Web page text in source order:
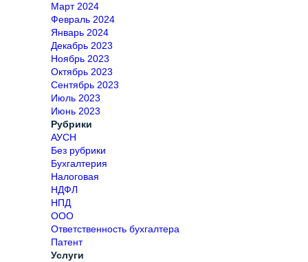
Март 2024
Февраль 2024
Январь 2024
Декабрь 2023
Ноябрь 2023
Октябрь 2023
Сентябрь 2023
Июль 2023
Июнь 2023
Рубрики
АУСН
Без рубрики
Бухгалтерия
Налоговая
НДФЛ
НПД
ООО
Ответственность бухгалтера
Патент
Услуги